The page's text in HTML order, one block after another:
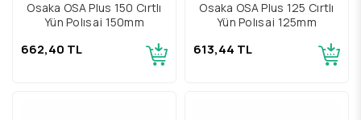
Osaka OSA Plus 150 Cırtlı
Yün Polısaj 150mm
662,40 TL
Osaka OSA Plus 125 Cırtlı
Yün Polısaj 125mm
613,44 TL